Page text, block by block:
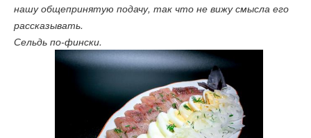
нашу общепринятую подачу, так что не вижу смысла его
рассказывать.
Сельдь по-фински.